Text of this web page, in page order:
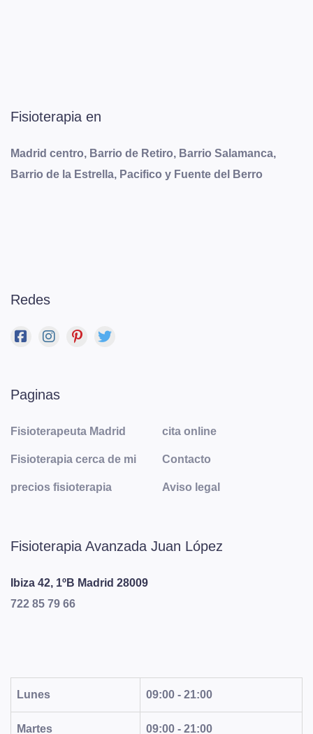
Fisioterapia en
Madrid centro, Barrio de Retiro, Barrio Salamanca,
Barrio de la Estrella, Pacifico y Fuente del Berro
Redes
Paginas
Fisioterapeuta Madrid
Fisioterapia cerca de mi
precios fisioterapia
cita online
Contacto
Aviso legal
Fisioterapia Avanzada Juan López
Ibiza 42, 1ºB Madrid 28009
722 85 79 66
Lunes 09:00 - 21:00
Martes 09:00 - 21:00